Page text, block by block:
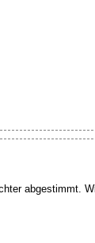
abgestimmt.